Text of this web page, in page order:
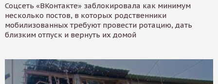
Соцсеть «ВКонтакте» заблокировала как минимум
несколько постов, в которых родственники
мобилизованных требуют провести ротацию, дать
близким отпуск и вернуть их домой